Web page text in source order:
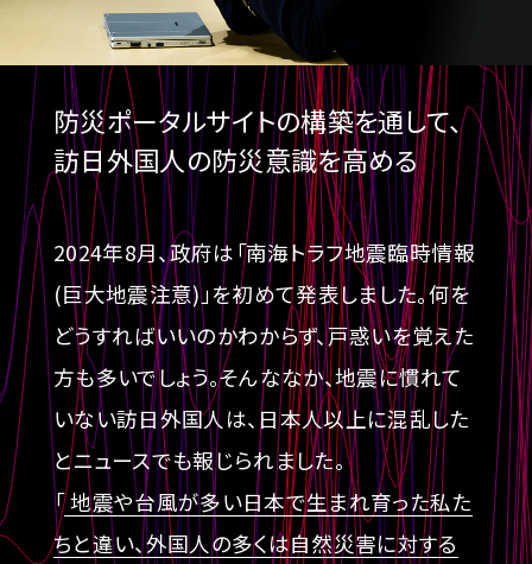
防災ポータルサイトの構築を通して、
訪日外国人の防災意識を高める
2024年8月、政府は「南海トラフ地震臨時情報
(巨大地震注意)」を初めて発表しました。何を
どうすればいいのかわからず、戸惑いを覚えた
方も多いでしょう。そんななか、地震に慣れて
いない訪日外国人は、日本人以上に混乱した
とニュースでも報じられました。
「 地震や台風が多い日本で生まれ育った私た
ちと違い、外国人の多くは自然災害に対する